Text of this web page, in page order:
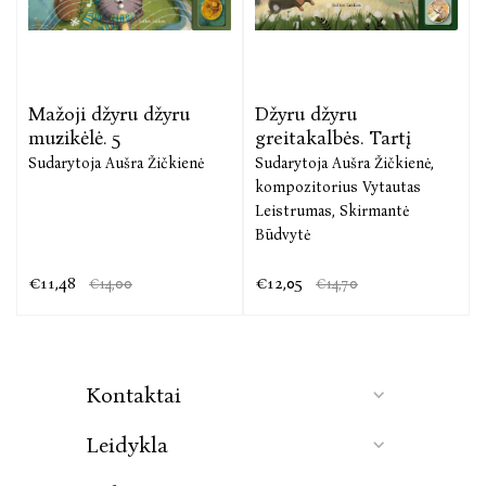
sudarytoja Aušra Žičkienė yra humanitarinių mokslų
Leistrumas, kuriantis muziką teatro spektakliams ir
filmams bei aktyviai koncertuojantis su
bendraminčių grupe „Solo Ansamblis“.
Talentingo dailininko Dovydo Čiuplio iliustracijos
pradžiugins ne tik vaikus, bet ir suaugusiuosius.
Dainuoja: Rokas Petrauskas, Urtė Smulskytė, Kotryna
Mažoji džyru džyru
muzikėlė. 5
Sudarytoja Aušra Žičkienė
€11,48 €14,00
Džyru džyru
greitakalbės. Tartį
Sudarytoja Aušra Žičkienė,
kompozitorius Vytautas
Leistrumas, Skirmantė
Būdvytė
€12,05 €14,70
Kontaktai
Leidykla